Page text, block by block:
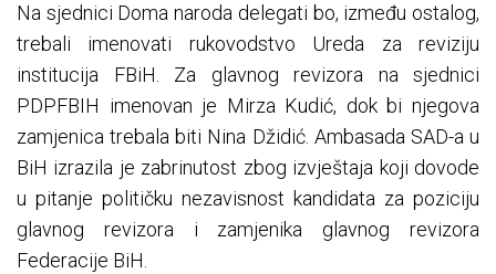
Na sjednici Doma naroda delegati bo, između ostalog,
trebali imenovati rukovodstvo Ureda za reviziju
institucija FBiH. Za glavnog revizora na sjednici
PDPFBIH imenovan je Mirza Kudić, dok bi njegova
zamjenica trebala biti Nina Džidić. Ambasada SAD-a u
BiH izrazila je zabrinutost zbog izvještaja koji dovode
u pitanje političku nezavisnost kandidata za poziciju
glavnog revizora i zamjenika glavnog revizora
Federacije BiH.